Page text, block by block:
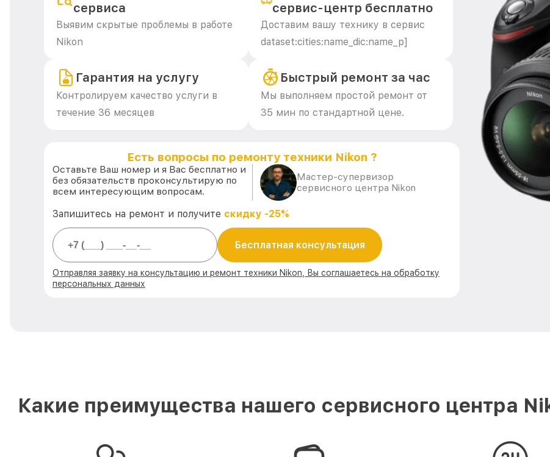
сервиса
Выявим скрытые проблемы в работе
Nikon
сервис-центр бесплатно
Доставим вашу технику в сервис
dataset:cities:name_dic:name_p]
Гарантия на услугу
Контролируем качество услуги в
течение 36 месяцев
Быстрый ремонт за час
Мы выполняем простой ремонт от
35 мин по стандартной цене.
Есть вопросы по ремонту техники Nikon ?
Оставьте Ваш номер и я Вас бесплатно и
без обязательств проконсультирую по
всем интересующим вопросам.
Мастер-супервизор
сервисного центра Nikon
Запишитесь на ремонт и получите скидку -25%
Бесплатная консультация
Отправляя заявку на консультацию и ремонт техники Nikon, Вы соглашаетесь на обработку
персональных данных
Какие преимущества нашего сервисного центра